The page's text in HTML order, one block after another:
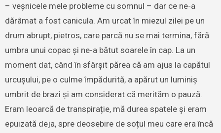
– veșnicele mele probleme cu somnul – dar ce ne-a
dărâmat a fost canicula. Am urcat în miezul zilei pe un
drum abrupt, pietros, care parcă nu se mai termina, fără
umbra unui copac și ne-a bătut soarele în cap. La un
moment dat, când în sfârșit părea că am ajus la capătul
urcușului, pe o culme împădurită, a apărut un luminiș
umbrit de brazi și am considerat că merităm o pauză.
Eram leoarcă de transpirație, mă durea spatele și eram
epuizată deja, spre deosebire de soțul meu care era încă